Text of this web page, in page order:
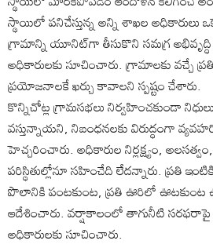
స్థాయిలో పనిచేస్తున్న అన్ని శాఖల
గ్రామాన్ని యూనిట్‌గా తీసుకొని సమగ్ర
అధికారులకు సూచించారు. గ్రామాలకు వచ్చే
ప్రయోజనాలకే ఖర్చు కావాలని స్పష్టం చేశారు.
కొన్నిచోట్ల గ్రామసభలు నిర్వహించకుండా నిధులు
వస్తున్నాయని, నిబంధనలకు విరుద్ధంగా
హెచ్చరించారు. అధికారుల నిర్లక్ష్యం,
పరిస్థితుల్లోనూ సహించేది లేదన్నారు. ప్రతి
పొలానికి పంటకుంట, ప్రతి ఊరిలో ఊటకుంట
ఆదేశించారు. వర్షాకాలంలో తాగునీటి సరఫరాపై
అధికారులకు సూచించారు.